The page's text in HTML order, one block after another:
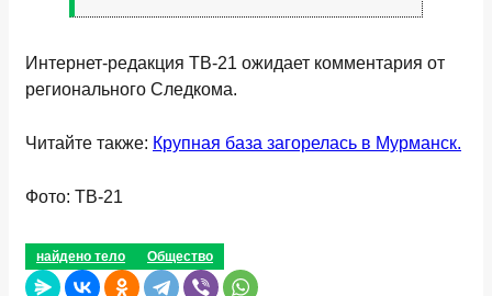
Интернет-редакция ТВ-21 ожидает комментария от
регионального Следкома.
Читайте также: Крупная база загорелась в Мурманск.
Фото: ТВ-21
найдено тело Общество